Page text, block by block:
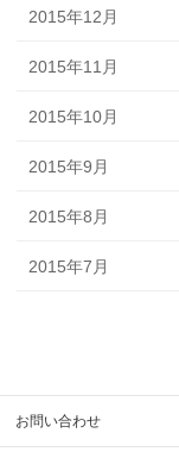
2015年12月
2015年11月
2015年10月
2015年9月
2015年8月
2015年7月
お問い合わせ